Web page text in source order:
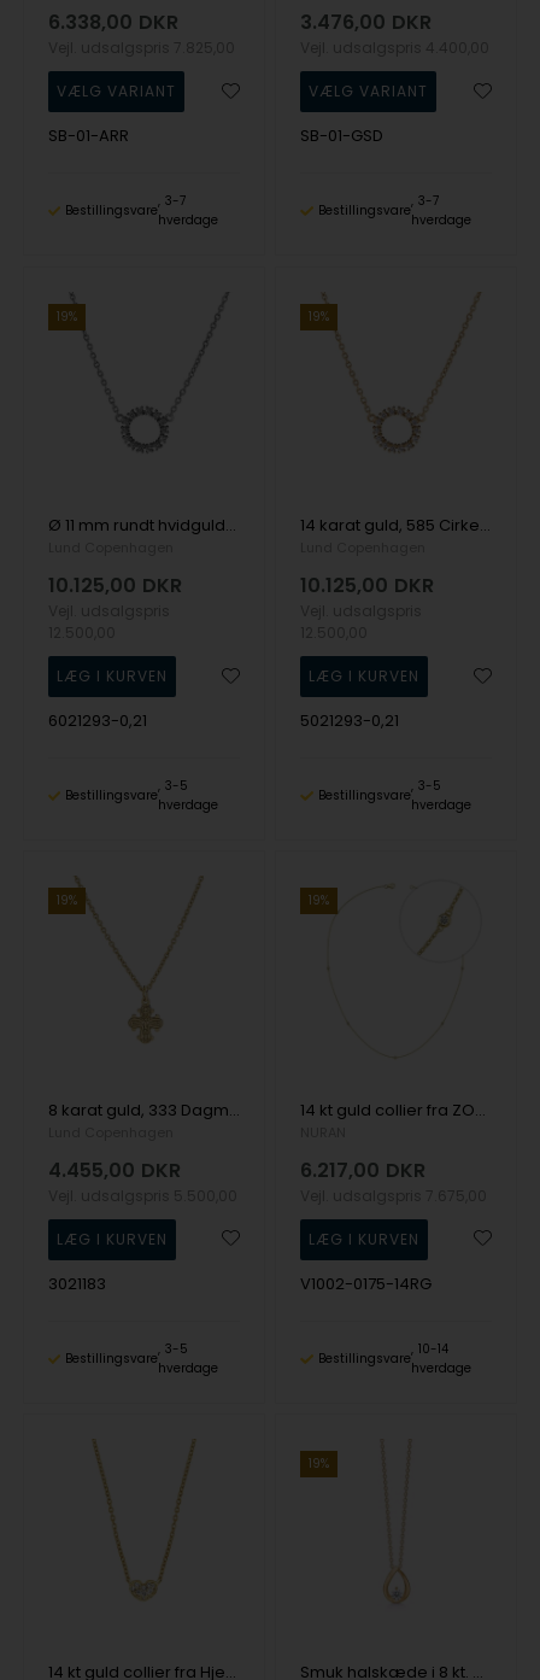
6.338,00 DKR
SB-01-ARR
Bestillingsvare
3-7
hverdage
3.476,00 DKR
SB-01-GSD
Bestillingsvare
3-7
hverdage
19%
Ø 11 mm rundt hvidgulds diamant vedhæng med ialt 0,21 ct W/Si fra Lund Copenhagen
10.125,00 DKR
6021293-0,21
Bestillingsvare
3-5
hverdage
19%
14 karat guld, 585 Cirkel collier fra Lund Copenhagen
10.125,00 DKR
5021293-0,21
Bestillingsvare
3-5
hverdage
19%
8 karat guld, 333 Dagmarkors vedhæng med kæde fra Lund Copenhagen
4.455,00 DKR
3021183
Bestillingsvare
3-5
hverdage
19%
14 kt guld collier fra ZOE serien med total 0,175 ct
6.217,00 DKR
V1002-0175-14RG
Bestillingsvare
10-14
hverdage
14 kt guld collier fra Hjerte serien med total 0,13 ct
19%
Smuk halskæde i 8 kt. guld med zirkonia fra Guld & Sølv Design